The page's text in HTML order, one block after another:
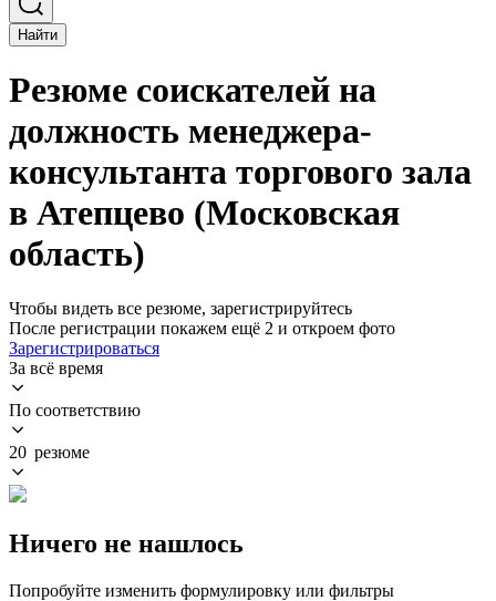
Найти
Резюме соискателей на
должность менеджера-
консультанта торгового зала
в Атепцево (Московская
область)
Чтобы видеть все резюме, зарегистрируйтесь
После регистрации покажем ещё 2 и откроем фото
Зарегистрироваться
За всё время
По соответствию
20 резюме
Ничего не нашлось
Попробуйте изменить формулировку или фильтры